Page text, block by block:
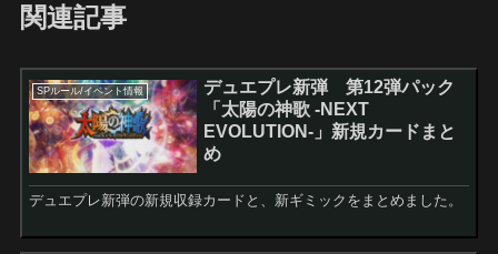
関連記事
SPルール/イベント情報
デュエプレ新弾 第12弾パック
「太陽の神歌 -NEXT
EVOLUTION-」新規カードまと
め
デュエプレ新弾の新規収録カードと、新ギミックをまとめました。